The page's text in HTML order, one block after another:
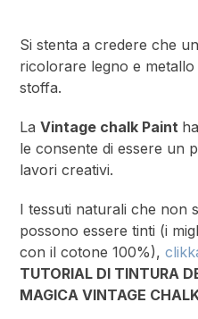
Si stenta a credere che
ricolorare legno e metallo
stoffa.
LaVintage chalk Paint
le consente di essere un
lavori creativi.
I tessuti naturali che non
possono essere tinti (i
con il cotone 100%),
TUTORIAL DI TINTURA
MAGICA VINTAGE